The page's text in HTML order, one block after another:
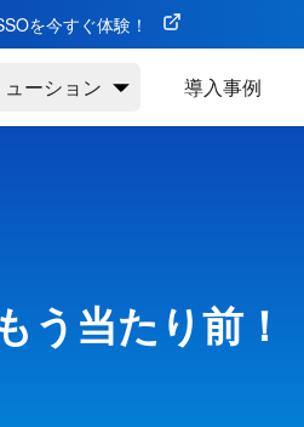
を今すぐ体験！
ューション 導入事例
う当たり前！